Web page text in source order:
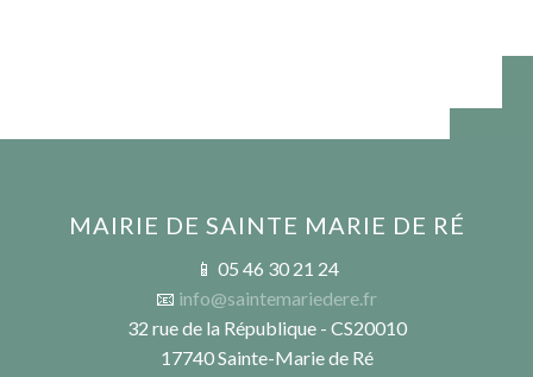
MAIRIE DE SAINTE MARIE DE RÉ
📱 05 46 30 21 24
📧 info@saintemariedere.fr
32 rue de la République - CS20010
17740 Sainte-Marie de Ré